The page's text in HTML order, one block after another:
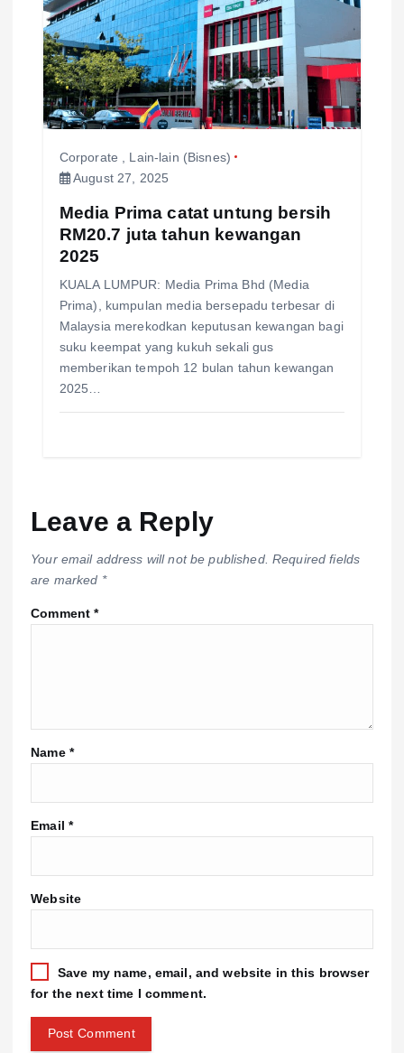
Corporate
Lain-lain (Bisnes)
August 27, 2025
Media Prima catat untung bersih
RM20.7 juta tahun kewangan
2025
KUALA LUMPUR: Media Prima Bhd (Media
Prima), kumpulan media bersepadu terbesar di
Malaysia merekodkan keputusan kewangan bagi
suku keempat yang kukuh sekali gus
memberikan tempoh 12 bulan tahun kewangan
2025…
Leave a Reply
Your email address will not be published. Required fields
are marked *
Comment*
Name *
Email *
Website
Save my name, email, and website in this browser
for the next time I comment.